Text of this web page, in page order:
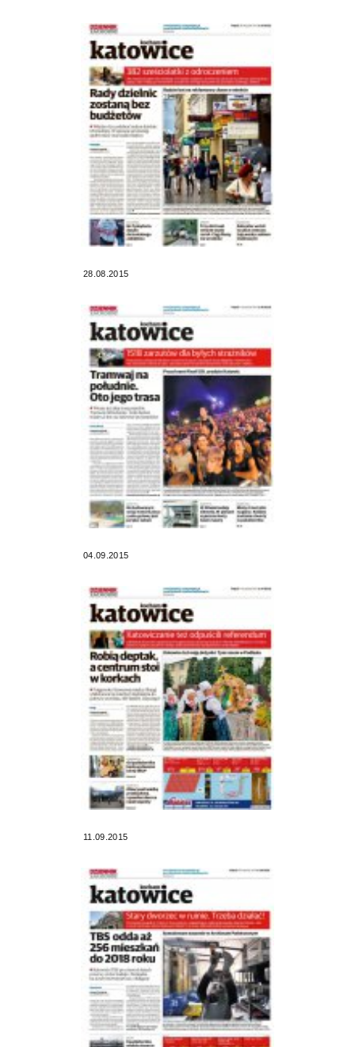
28.08.2015
04.09.2015
11.09.2015